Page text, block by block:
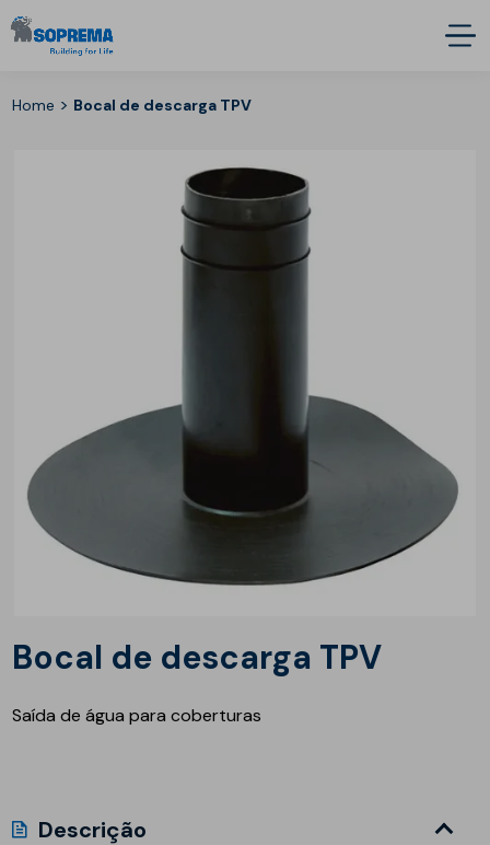
Home > Bocal de descarga TPV
Bocal de descarga TPV
Saída de água para coberturas
Descrição